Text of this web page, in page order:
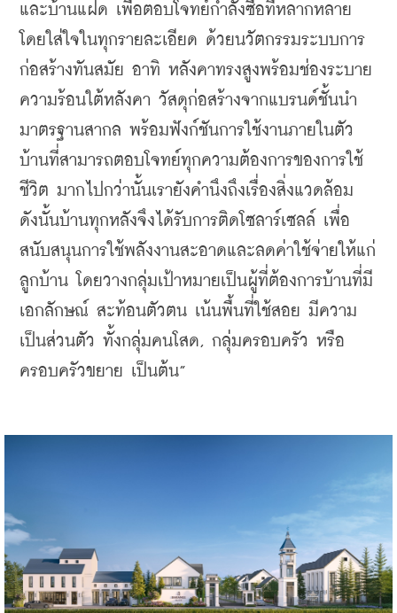
และบ้านแฝด เพื่อตอบโจทย์กำลังซื้อที่หลากหลาย
โดยใส่ใจในทุกรายละเอียด ด้วยนวัตกรรมระบบการ
ก่อสร้างทันสมัย อาทิ หลังคาทรงสูงพร้อมช่องระบาย
ความร้อนใต้หลังคา วัสดุก่อสร้างจากแบรนด์ชั้นนำ
มาตรฐานสากล พร้อมฟังก์ชันการใช้งานภายในตัว
บ้านที่สามารถตอบโจทย์ทุกความต้องการของการใช้
ชีวิต มากไปกว่านั้นเรายังคำนึงถึงเรื่องสิ่งแวดล้อม
ดังนั้นบ้านทุกหลังจึงได้รับการติดโซลาร์เซลล์ เพื่อ
สนับสนุนการใช้พลังงานสะอาดและลดค่าใช้จ่ายให้แก่
ลูกบ้าน โดยวางกลุ่มเป้าหมายเป็นผู้ที่ต้องการบ้านที่มี
เอกลักษณ์ สะท้อนตัวตน เน้นพื้นที่ใช้สอย มีความ
เป็นส่วนตัว ทั้งกลุ่มคนโสด, กลุ่มครอบครัว หรือ
ครอบครัวขยาย เป็นต้น”